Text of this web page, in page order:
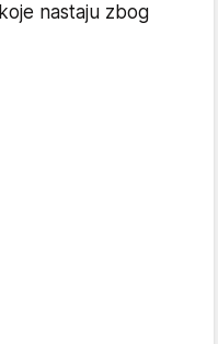
koje nastaju zbog